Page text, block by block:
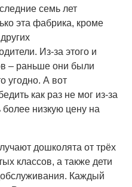
семь лет
эта фабрика, кроме
Из-за этого и
– раньше они были
угодно. А вот
как раз не мог из-за
более низкую цену на
дошколята от трёх
классов, а также дети
Каждый